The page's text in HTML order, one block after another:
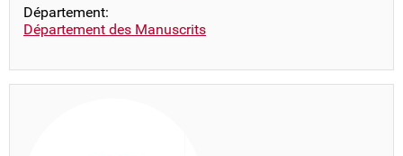
Département:
Département des Manuscrits